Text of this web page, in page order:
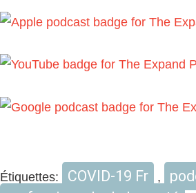
Étiquettes: COVID-19 Fr ,